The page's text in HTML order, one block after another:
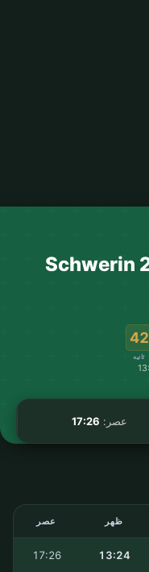
42
ثانیه
عصر: 17:26
ظهر عصر
13:24
17:26